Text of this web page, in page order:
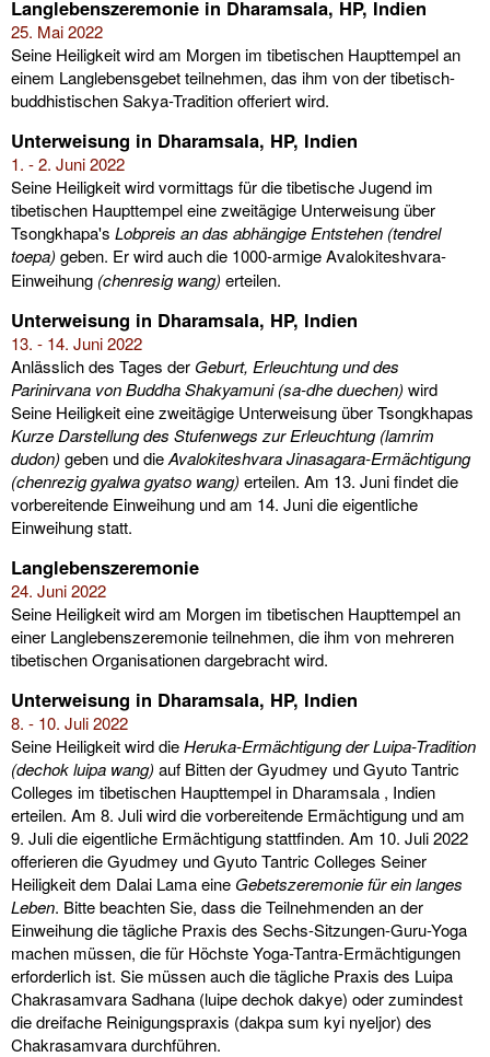
Langlebenszeremonie in Dharamsala, HP, Indien
25. Mai 2022
Seine Heiligkeit wird am Morgen im tibetischen Haupttempel an
einem Langlebensgebet teilnehmen, das ihm von der tibetisch-
buddhistischen Sakya-Tradition offeriert wird.
Unterweisung in Dharamsala, HP, Indien
1. - 2. Juni 2022
Seine Heiligkeit wird vormittags für die tibetische Jugend im
tibetischen Haupttempel eine zweitägige Unterweisung über
Tsongkhapa's Lobpreis an das abhängige Entstehen (tendrel
toepa) geben. Er wird auch die 1000-armige Avalokiteshvara-
Einweihung (chenresig wang) erteilen.
Unterweisung in Dharamsala, HP, Indien
13. - 14. Juni 2022
Anlässlich des Tages der Geburt, Erleuchtung und des
Parinirvana von Buddha Shakyamuni (sa-dhe duechen) wird
Seine Heiligkeit eine zweitägige Unterweisung über Tsongkhapas
Kurze Darstellung des Stufenwegs zur Erleuchtung (lamrim
dudon) geben und dieAvalokiteshvara Jinasagara-Ermächtigung
(chenrezig gyalwa gyatso wang) erteilen. Am 13. Juni findet die
vorbereitende Einweihung und am 14. Juni die eigentliche
Einweihung statt.
Langlebenszeremonie
24. Juni 2022
Seine Heiligkeit wird am Morgen im tibetischen Haupttempel an
einer Langlebenszeremonie teilnehmen, die ihm von mehreren
tibetischen Organisationen dargebracht wird.
Unterweisung in Dharamsala, HP, Indien
8. - 10. Juli 2022
Seine Heiligkeit wird dieHeruka-Ermächtigung der Luipa-Tradition
(dechok luipa wang) auf Bitten der Gyudmey und Gyuto Tantric
Colleges im tibetischen Haupttempel in Dharamsala , Indien
erteilen. Am 8. Juli wird die vorbereitende Ermächtigung und am
9. Juli die eigentliche Ermächtigung stattfinden. Am 10. Juli 2022
offerieren die Gyudmey und Gyuto Tantric Colleges Seiner
Heiligkeit dem Dalai Lama eine Gebetszeremonie für ein langes
Leben. Bitte beachten Sie, dass die Teilnehmenden an der
Einweihung die tägliche Praxis des Sechs-Sitzungen-Guru-Yoga
machen müssen, die für Höchste Yoga-Tantra-Ermächtigungen
erforderlich ist. Sie müssen auch die tägliche Praxis des Luipa
Chakrasamvara Sadhana (luipe dechok dakye) oder zumindest
die dreifache Reinigungspraxis (dakpa sum kyi nyeljor) des
Chakrasamvara durchführen.